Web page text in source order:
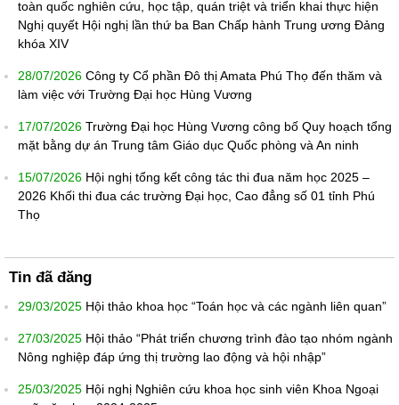
toàn quốc nghiên cứu, học tập, quán triệt và triển khai thực hiện
Nghị quyết Hội nghị lần thứ ba Ban Chấp hành Trung ương Đảng
khóa XIV
28/07/2026 Công ty Cổ phần Đô thị Amata Phú Thọ đến thăm và
làm việc với Trường Đại học Hùng Vương
17/07/2026 Trường Đại học Hùng Vương công bố Quy hoạch tổng
mặt bằng dự án Trung tâm Giáo dục Quốc phòng và An ninh
15/07/2026 Hội nghị tổng kết công tác thi đua năm học 2025 –
2026 Khối thi đua các trường Đại học, Cao đẳng số 01 tỉnh Phú
Thọ
Tin đã đăng
29/03/2025 Hội thảo khoa học “Toán học và các ngành liên quan”
27/03/2025 Hội thảo “Phát triển chương trình đào tạo nhóm ngành
Nông nghiệp đáp ứng thị trường lao động và hội nhập”
25/03/2025 Hội nghị Nghiên cứu khoa học sinh viên Khoa Ngoại